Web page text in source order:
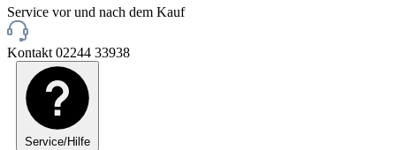
Service vor und nach dem Kauf
Kontakt 02244 33938
Service/Hilfe